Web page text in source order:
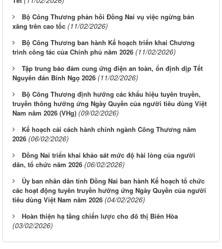
Bộ Công Thương phản hồi Đồng Nai vụ việc ngừng bán
xăng trên cao tốc (11/02/2026)
Bộ Công Thương ban hành Kế hoạch triển khai Chương
trình công tác của Chính phủ năm 2026 (11/02/2026)
Tập trung bảo đảm cung ứng điện an toàn, ổn định dịp Tết
Nguyên đán Bính Ngọ 2026 (11/02/2026)
Bộ Công Thương định hướng các khẩu hiệu tuyên truyền,
truyền thông hưởng ứng Ngày Quyền của người tiêu dùng Việt
Nam năm 2026 (VHg) (09/02/2026)
Kế hoạch cải cách hành chính ngành Công Thương năm
2026 (06/02/2026)
Đồng Nai triển khai khảo sát mức độ hài lòng của người
dân, tổ chức năm 2026 (06/02/2026)
Ủy ban nhân dân tỉnh Đồng Nai ban hành Kế hoạch tổ chức
các hoạt động tuyên truyền hưởng ứng Ngày Quyền của người
tiêu dùng Việt Nam năm 2026 (04/02/2026)
Hoàn thiện hạ tầng chiến lược cho đô thị Biên Hòa
(03/02/2026)